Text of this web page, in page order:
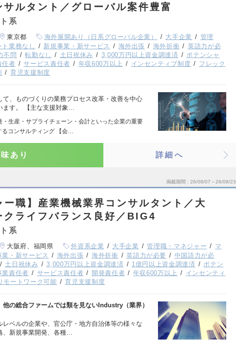
ルタント／グローバル案件豊富
系
東京都 海外展開あり（日系グローバル企業） 大手企業
管理
業務なし 新規事業・新サービス 海外出張 海外折衝
英語力が必
不問 転勤なし 土日祝休み 3,000万円以上資金調達済
ポテンシャ
任者 サービス責任者 年収600万以上 インセンティブ制度
フレック
育児支援制度
て、ものづくりの業務プロセス改革・改善を中心
ます。 【主な支援対象…
・生産・サプライチェーン・会計といった企業の重要
るコンサルティング 【会…
あり 詳細へ
掲載期間 26/08/07～26/08/23
ー職】産業機械業界コンサルタント／大
クライフバランス良好／BIG4
系
大阪府、福岡県 外資系企業 大手企業 管理職・マネジャー
マ
業・新サービス 海外出張 海外折衝 英語力が必要
中国語力が必
土日祝休み 3,000万円以上資金調達済 1億円以上資金調達済
ポテン
業責任者 サービス責任者 開発責任者 年収600万以上
インセンティ
モートワーク可能 育児支援制度
の総合ファームでは類を見ないIndustry（業界）
ベルの企業や、官公庁・地方自治体等の様々な
、新規事業開発、各種…